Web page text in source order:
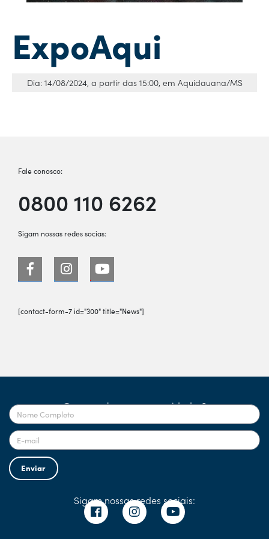
ExpoAqui
Dia: 14/08/2024, a partir das 15:00, em Aquidauana/MS
Fale conosco:
0800 110 6262
Sigam nossas redes socias:
[contact-form-7 id="300" title="News"]
Quer receber nossas novidades?
Enviar
Sigam nossas redes sociais: